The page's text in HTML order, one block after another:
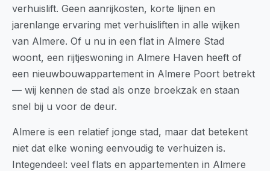
verhuislift. Geen aanrijkosten, korte lijnen en
jarenlange ervaring met verhuisliften in alle wijken
van Almere. Of u nu in een flat in Almere Stad
woont, een rijtjeswoning in Almere Haven heeft of
een nieuwbouwappartement in Almere Poort betrekt
— wij kennen de stad als onze broekzak en staan
snel bij u voor de deur.
Almere is een relatief jonge stad, maar dat betekent
niet dat elke woning eenvoudig te verhuizen is.
Integendeel: veel flats en appartementen in Almere